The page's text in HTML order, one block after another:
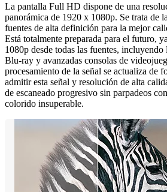
La pantalla Full HD dispone de una
panorámica de 1920 x 1080p. Se trata de
fuentes de alta definición para la mejor
Está totalmente preparada para el futuro,
1080p desde todas las fuentes, incluyendo
Blu-ray y avanzadas consolas de
procesamiento de la señal se actualiza de
admitir esta señal y resolución de alta
de escaneado progresivo sin parpadeos
colorido insuperable.